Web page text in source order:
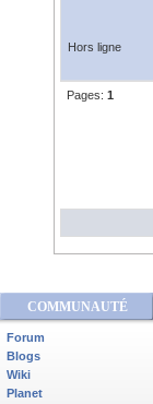
Hors ligne
Pages: 1
COMMUNAUTÉ
Forum
Blogs
Wiki
Planet